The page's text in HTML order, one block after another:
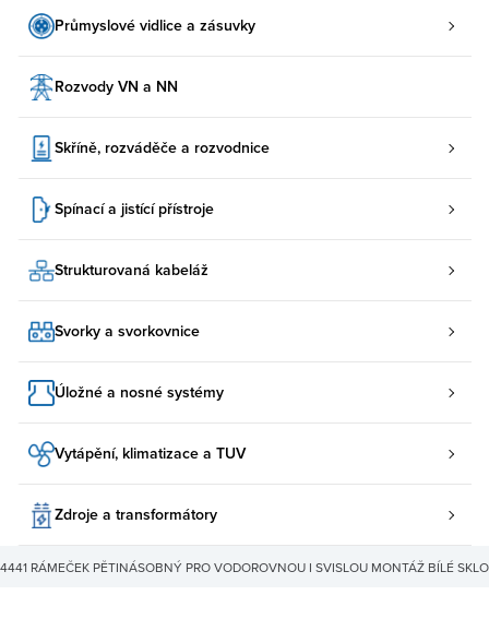
Průmyslové vidlice a zásuvky
Rozvody VN a NN
Skříně, rozváděče a rozvodnice
Spínací a jistící přístroje
Strukturovaná kabeláž
Svorky a svorkovnice
Úložné a nosné systémy
Vytápění, klimatizace a TUV
Zdroje a transformátory
RÁMEČEK PĚTINÁSOBNÝ PRO VODOROVNOU I SVISLOU MONTÁŽ BÍLÉ SKLO